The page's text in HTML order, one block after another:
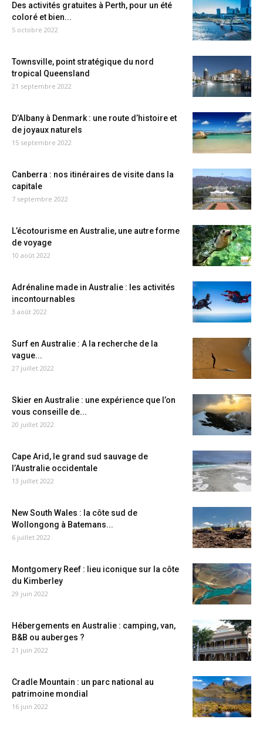
Des activités gratuites à Perth, pour un été
coloré et bien...
5 octobre 2022
Townsville, point stratégique du nord
tropical Queensland
21 septembre 2022
D’Albany à Denmark : une route d’histoire et
de joyaux naturels
15 septembre 2022
Canberra : nos itinéraires de visite dans la
capitale
7 septembre 2022
L’écotourisme en Australie, une autre forme
de voyage
10 août 2022
Adrénaline made in Australie : les activités
incontournables
3 août 2022
Surf en Australie : A la recherche de la
vague...
27 juillet 2022
Skier en Australie : une expérience que l’on
vous conseille de...
20 juillet 2022
Cape Arid, le grand sud sauvage de
l’Australie occidentale
13 juillet 2022
New South Wales : la côte sud de
Wollongong à Batemans...
6 juillet 2022
Montgomery Reef : lieu iconique sur la côte
du Kimberley
29 juin 2022
Hébergements en Australie : camping, van,
B&B ou auberges ?
21 juin 2022
Cradle Mountain : un parc national au
patrimoine mondial
16 juin 2022